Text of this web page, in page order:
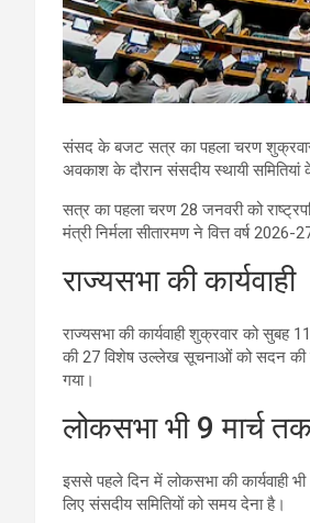
संसद के बजट सत्र का पहला चरण शुक्रवार
अवकाश के दौरान संसदीय स्थायी
सत्र का पहला चरण 28 जनवरी को
मंत्री निर्मला सीतारमण ने वित्त वर्ष
राज्यसभा की कार्यवाही
राज्यसभा की कार्यवाही शुक्रवार को
की 27 विशेष उल्लेख सूचनाओं को सदन की
गया।
लोकसभा भी 9 मार्च
इससे पहले दिन में लोकसभा की कार्यवाही
लिए संसदीय समितियों को समय देना है।